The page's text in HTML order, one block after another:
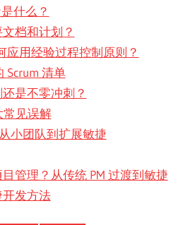
什么？
档和计划？
应用经验过程控制原则？
Scrum 清单
是不零冲刺？
常见误解
小团队到扩展敏捷
管理？从传统 PM 过渡到敏捷
发方法